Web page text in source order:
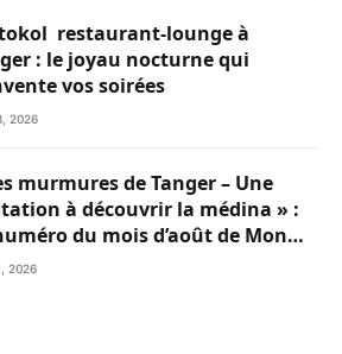
restaurant-lounge à
: le joyau nocturne qui
vos soirées
2026
murmures de Tanger – Une
à découvrir la médina » :
du mois d’août de Mon
du Nord du Maroc est
2026